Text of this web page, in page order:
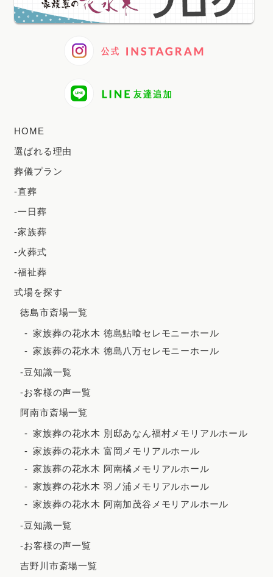
2024年12月
2024年11月
2024年6月
2024年5月
2024年2月
2023年12月
2023年11月
2023年10月
2023年9月
2023年8月
2023年7月
2023年6月
2023年3月
2023年2月
2023年1月
2022年12月
2022年11月
HOME
選ばれる理由
葬儀プラン
-直葬
-一日葬
-家族葬
-火葬式
-福祉葬
式場を探す
徳島市斎場一覧
家族葬の花水木 徳島鮎喰セレモニーホール
家族葬の花水木 徳島八万セレモニーホール
-豆知識一覧
-お客様の声一覧
阿南市斎場一覧
家族葬の花水木 別邸あなん福村メモリアルホール
家族葬の花水木 富岡メモリアルホール
家族葬の花水木 阿南橘メモリアルホール
家族葬の花水木 羽ノ浦メモリアルホール
家族葬の花水木 阿南加茂谷メモリアルホール
-豆知識一覧
-お客様の声一覧
吉野川市斎場一覧